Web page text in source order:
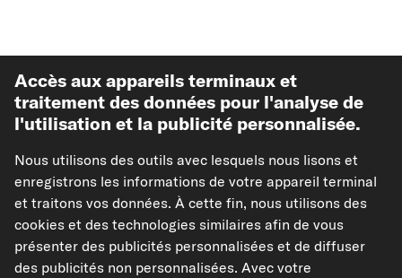
Autre de carpardoo
Aide & soutien
Accès aux appareils terminaux et
traitement des données pour l'analyse de
l'utilisation et la publicité personnalisée.
Nous utilisons des outils avec lesquels nous lisons et
enregistrons les informations de votre appareil terminal
et traitons vos données. À cette fin, nous utilisons des
cookies et des technologies similaires afin de vous
présenter des publicités personnalisées et de diffuser
des publicités non personnalisées. Avec votre